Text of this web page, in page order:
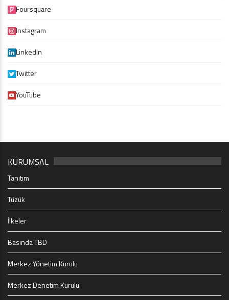
Foursquare
Instagram
LinkedIn
Twitter
YouTube
KURUMSAL
Tanıtım
Tüzük
İlkeler
Basında TBD
Merkez Yönetim Kurulu
Merkez Denetim Kurulu